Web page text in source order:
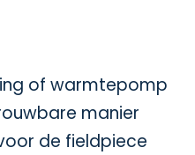
of warmtepomp
manier
de fieldpiece